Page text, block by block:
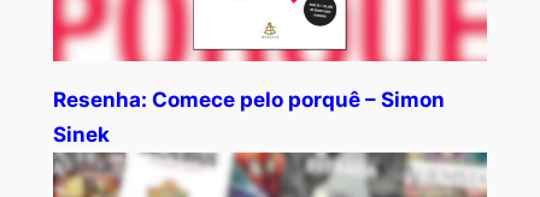
Resenha: Comece pelo porquê – Simon
Sinek